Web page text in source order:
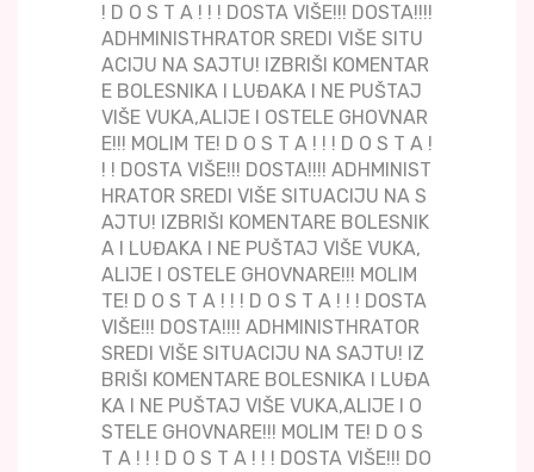
! D O S T A ! ! ! DOSTA VIŠE!!! DOSTA!!!!
ADHMINISTHRATOR SREDI VIŠE SITU
ACIJU NA SAJTU! IZBRIŠI KOMENTAR
E BOLESNIKA I LUĐAKA I NE PUŠTAJ
VIŠE VUKA,ALIJE I OSTELE GHOVNAR
E!!! MOLIM TE! D O S T A ! ! ! D O S T A !
! ! DOSTA VIŠE!!! DOSTA!!!! ADHMINIST
HRATOR SREDI VIŠE SITUACIJU NA S
AJTU! IZBRIŠI KOMENTARE BOLESNIK
A I LUĐAKA I NE PUŠTAJ VIŠE VUKA,
ALIJE I OSTELE GHOVNARE!!! MOLIM
TE! D O S T A ! ! ! D O S T A ! ! ! DOSTA
VIŠE!!! DOSTA!!!! ADHMINISTHRATOR
SREDI VIŠE SITUACIJU NA SAJTU! IZ
BRIŠI KOMENTARE BOLESNIKA I LUĐA
KA I NE PUŠTAJ VIŠE VUKA,ALIJE I O
STELE GHOVNARE!!! MOLIM TE! D O S
T A ! ! ! D O S T A ! ! ! DOSTA VIŠE!!! DO